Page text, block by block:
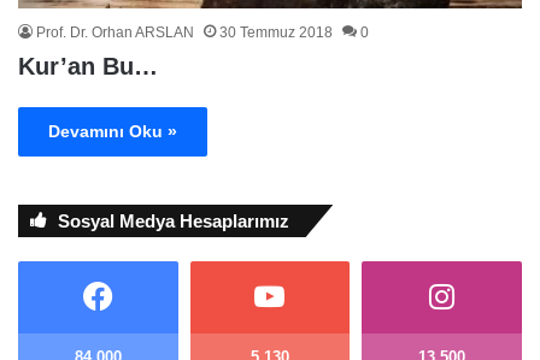
Prof. Dr. Orhan ARSLAN 30 Temmuz 2018 0
Kur’an Bu…
Devamını Oku »
Sosyal Medya Hesaplarımız